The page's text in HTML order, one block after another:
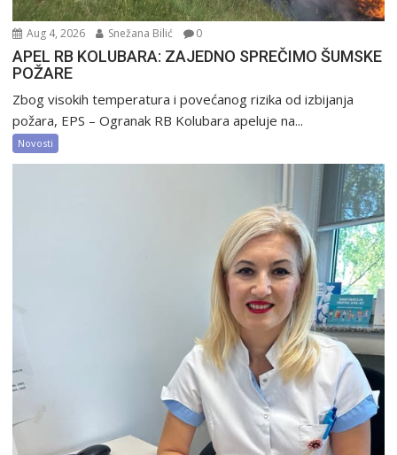
Aug 4, 2026 Snežana Bilić 0
APEL RB KOLUBARA: ZAJEDNO SPREČIMO ŠUMSKE
POŽARE
Zbog visokih temperatura i povećanog rizika od izbijanja
požara, EPS – Ogranak RB Kolubara apeluje na...
Novosti